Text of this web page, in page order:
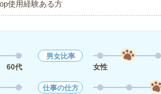
使用経験ある方
60代
男女比率
女性
仕事の仕方